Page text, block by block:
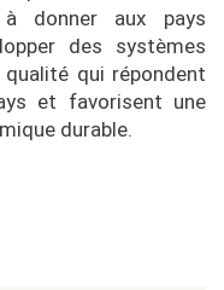
à donner aux pays
des systèmes
qui répondent
et favorisent une
durable.